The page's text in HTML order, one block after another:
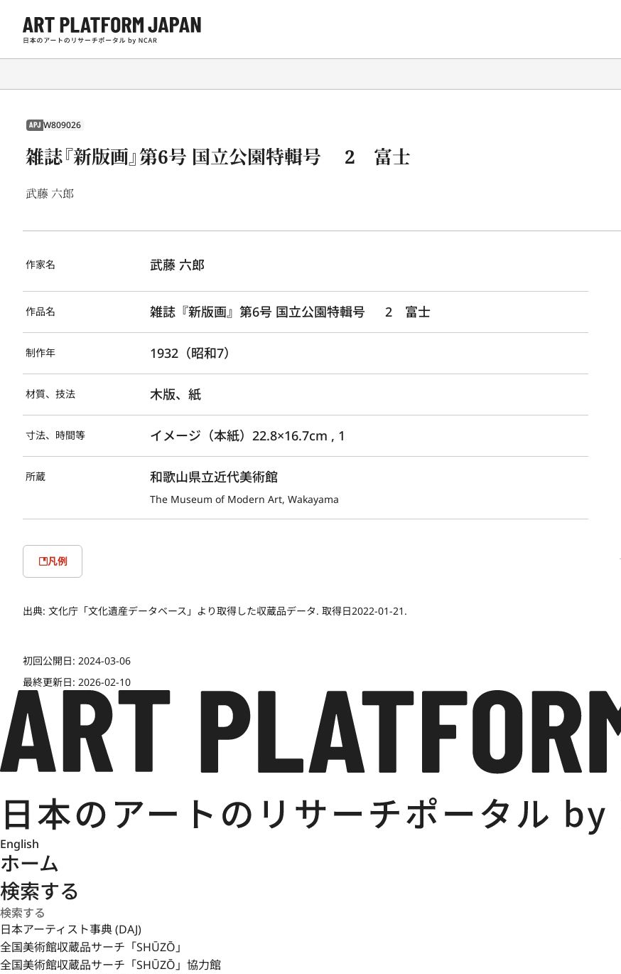
APJ W809026
雑誌『新版画』第6号 国立公園特輯号 2 富士
武藤 六郎
作家名 武藤 六郎
作品名 雑誌『新版画』第6号 国立公園特輯号  　2　富士
制作年 1932（昭和7）
材質、技法 木版、紙
寸法、時間等 イメージ（本紙）22.8×16.7cm , 1
所蔵 和歌山県立近代美術館
The Museum of Modern Art, Wakayama
凡例
出典: 文化庁「文化遺産データベース」より取得した収蔵品データ. 取得日2022-01-21.
初回公開日: 2024-03-06
最終更新日: 2026-02-10
English
ホーム
検索する
日本アーティスト事典 (DAJ)
全国美術館収蔵品サーチ「SHŪZŌ」
全国美術館収蔵品サーチ「SHŪZŌ」協力館